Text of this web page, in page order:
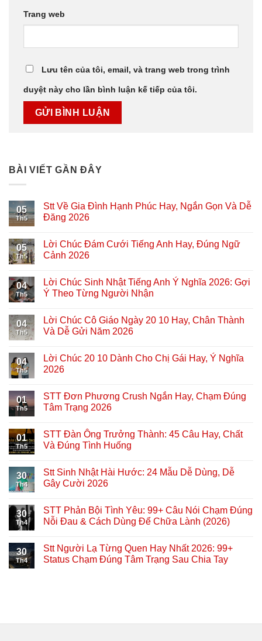
Trang web
Lưu tên của tôi, email, và trang web trong trình
duyệt này cho lần bình luận kế tiếp của tôi.
BÀI VIẾT GẦN ĐÂY
05
Th5
Stt Về Gia Đình Hạnh Phúc Hay, Ngắn Gọn Và Dễ
Đăng 2026
05
Th5
Lời Chúc Đám Cưới Tiếng Anh Hay, Đúng Ngữ
Cảnh 2026
04
Th5
Lời Chúc Sinh Nhật Tiếng Anh Ý Nghĩa 2026: Gợi
Ý Theo Từng Người Nhận
04
Th5
Lời Chúc Cô Giáo Ngày 20 10 Hay, Chân Thành
Và Dễ Gửi Năm 2026
04
Th5
Lời Chúc 20 10 Dành Cho Chị Gái Hay, Ý Nghĩa
2026
01
Th5
STT Đơn Phương Crush Ngắn Hay, Chạm Đúng
Tâm Trạng 2026
01
Th5
STT Đàn Ông Trưởng Thành: 45 Câu Hay, Chất
Và Đúng Tình Huống
30
Th4
Stt Sinh Nhật Hài Hước: 24 Mẫu Dễ Dùng, Dễ
Gây Cười 2026
30
Th4
STT Phản Bội Tình Yêu: 99+ Câu Nói Chạm Đúng
Nỗi Đau & Cách Dùng Để Chữa Lành (2026)
30
Th4
Stt Người Lạ Từng Quen Hay Nhất 2026: 99+
Status Chạm Đúng Tâm Trạng Sau Chia Tay